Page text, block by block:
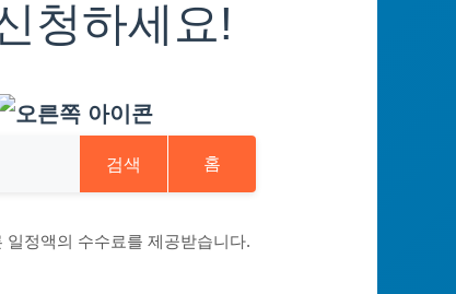
청하세요!
검색 홈
정액의 수수료를 제공받습니다.